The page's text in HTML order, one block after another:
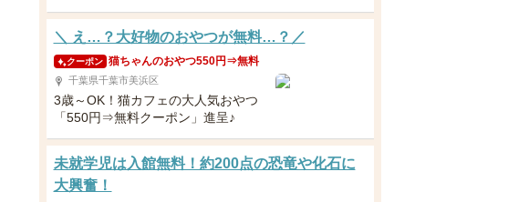
＼ え…？大好物のおやつが無料…？／
クーポン 猫ちゃんのおやつ550円⇒無料
千葉県千葉市美浜区
3歳～OK！猫カフェの大人気おやつ
「550円⇒無料クーポン」進呈♪
未就学児は入館無料！約200点の恐竜や化石に
大興奮！